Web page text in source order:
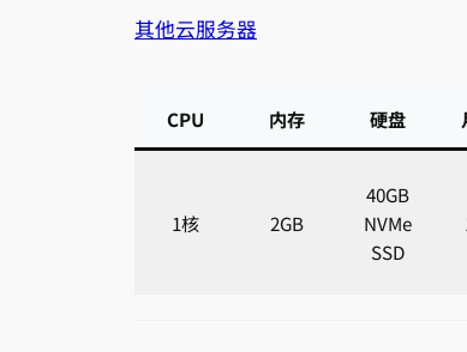
其他云服务器
CPU 内存 硬盘
1核 2GB
40GB
NVMe
SSD